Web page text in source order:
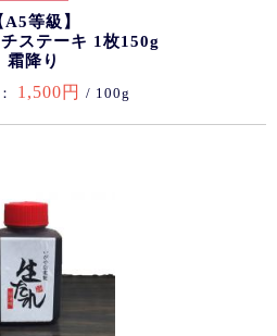
A5等級】
ステーキ 1枚150g
霜降り
1,500円 / 100g